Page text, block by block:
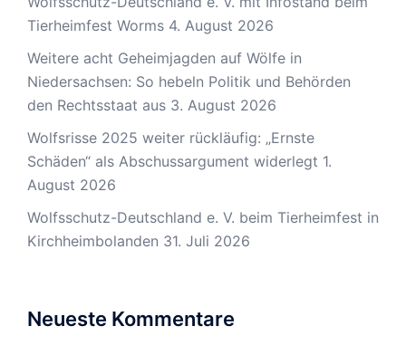
Tierheimfest Worms 4. August 2026
Weitere acht Geheimjagden auf Wölfe in
Niedersachsen: So hebeln Politik und Behörden
den Rechtsstaat aus 3. August 2026
Wolfsrisse 2025 weiter rückläufig: „Ernste
Schäden“ als Abschussargument widerlegt 1.
August 2026
Wolfsschutz-Deutschland e. V. beim Tierheimfest in
Kirchheimbolanden 31. Juli 2026
Neueste Kommentare